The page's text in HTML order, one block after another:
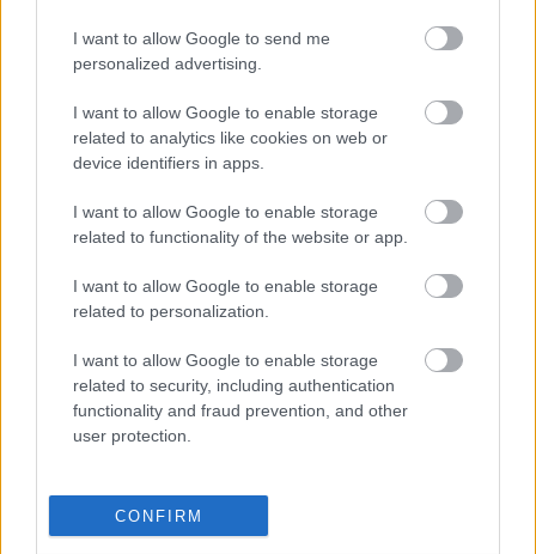
I want to allow Google to send me
personalized advertising.
I want to allow Google to enable storage
related to analytics like cookies on web or
device identifiers in apps.
I want to allow Google to enable storage
related to functionality of the website or app.
I want to allow Google to enable storage
related to personalization.
I want to allow Google to enable storage
related to security, including authentication
functionality and fraud prevention, and other
user protection.
CONFIRM
FORMA-1 / 2020. OKT. 17.
Ricciardo: Schumacher sisakja az
egyik „legmenőbb” ajándék a
sportban
Daniel Ricciardo szerint az, hogy Lewis Hamilton
megkaphatta Michael Schumacher egyik sisakját – miután az
Eifel Nagydíjon beállította a hétszeres világbajnok győzelmi
rekordját – a létező legmenőbb dolog, amit egy versenyző
mostani Nürburgringen rendezett versenyen szerezte meg
pályafutása 91. futamgyőzelmét, amivel beérte a rekordtartó